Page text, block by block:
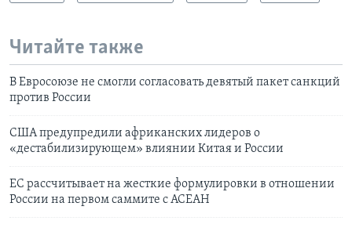
Читайте также
В Евросоюзе не смогли согласовать девятый пакет санкций
против России
США предупредили африканских лидеров о
«дестабилизирующем» влиянии Китая и России
ЕС рассчитывает на жесткие формулировки в отношении
России на первом саммите с АСЕАН